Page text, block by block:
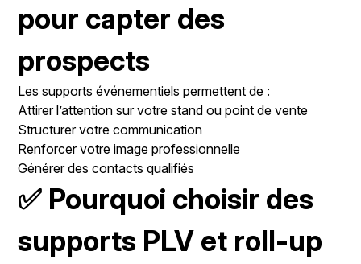
pour capter des
prospects
Les supports événementiels permettent de :
Attirer l’attention sur votre stand ou point de vente
Structurer votre communication
Renforcer votre image professionnelle
Générer des contacts qualifiés
✅ Pourquoi choisir des
supports PLV et roll-up